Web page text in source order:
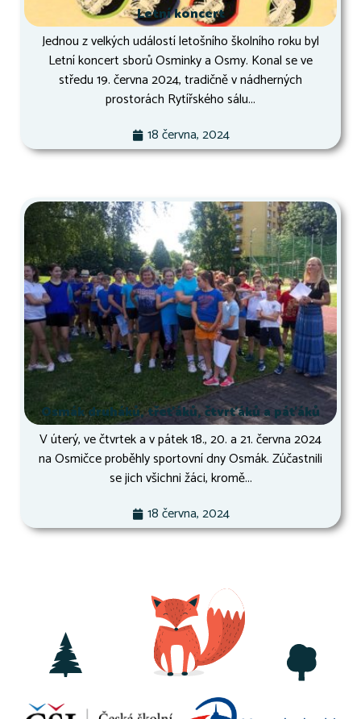
Letní koncert
Jednou z velkých událostí letošního školního roku byl
Letní koncert sborů Osminky a Osmy. Konal se ve
středu 19. června 2024, tradičně v nádherných
prostorách Rytířského sálu...
18 června, 2024
Osmák druháků, třeťáků, čtvrťáků a páťáků
V úterý, ve čtvrtek a v pátek 18., 20. a 21. června 2024
na Osmičce proběhly sportovní dny Osmák. Zúčastnili
se jich všichni žáci, kromě...
18 června, 2024